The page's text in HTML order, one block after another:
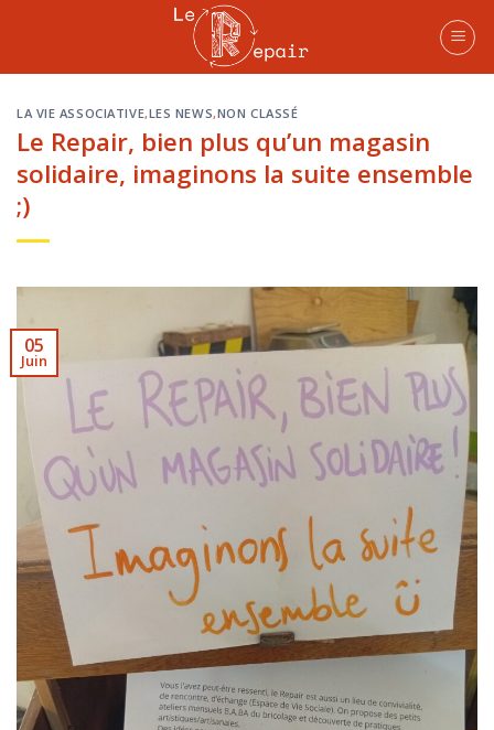
content
LA VIE ASSOCIATIVE,LES NEWS,NON CLASSÉ
Le Repair, bien plus qu’un magasin
solidaire, imaginons la suite ensemble
;)
05
Juin